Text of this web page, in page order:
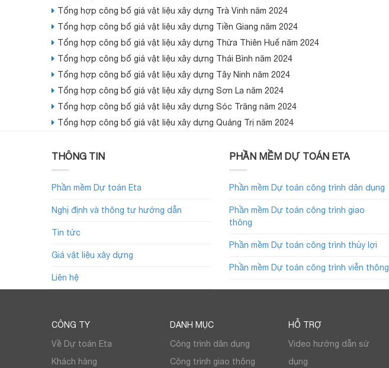
Tổng hợp công bố giá vật liệu xây dựng Trà Vinh năm 2024
Tổng hợp công bố giá vật liệu xây dựng Tiền Giang năm 2024
Tổng hợp công bố giá vật liệu xây dựng Thừa Thiên Huế năm 2024
Tổng hợp công bố giá vật liệu xây dựng Thái Bình năm 2024
Tổng hợp công bố giá vật liệu xây dựng Tây Ninh năm 2024
Tổng hợp công bố giá vật liệu xây dựng Sơn La năm 2024
Tổng hợp công bố giá vật liệu xây dựng Sóc Trăng năm 2024
Tổng hợp công bố giá vật liệu xây dựng Quảng Trị năm 2024
THÔNG TIN
Phần mềm Dự toán Eta
Nghị định và thông tư hướng dẫn
Tin tức
Giá vật liệu xây dựng
Liên hệ
PHẦN MỀM DỰ TOÁN ETA
Phần mềm Dự toán công trình dân dụng
Phần mềm Dự toán công trình giao
thông
Phần mềm Dự toán công trình thủy lợi
Phần mềm Dự toán công trình viễn thông
CÔNG TY
Về Dự toán Eta
Khách hàng
DANH MỤC
Công trình dân dụng
Công trình giao thông
HỖ TRỢ
Video hướng dẫn sử
dụng